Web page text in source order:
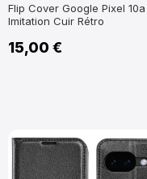
Flip Cover Google Pixel 10a
Imitation Cuir Rétro
15,00 €